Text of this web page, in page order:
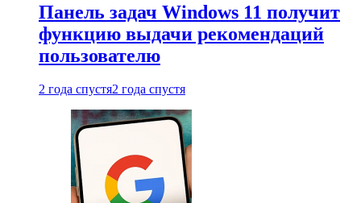
Панель задач Windows 11 получит
функцию выдачи рекомендаций
пользователю
2 года спустя2 года спустя